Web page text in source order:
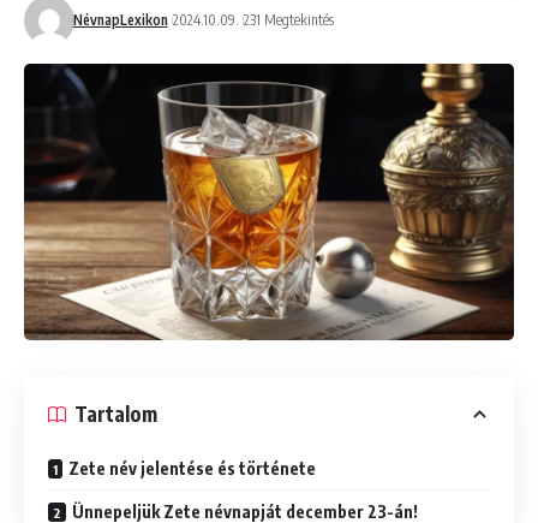
NévnapLexikon 2024.10.09. 231 Megtekintés
Tartalom
Zete név jelentése és története
Ünnepeljük Zete névnapját december 23-án!